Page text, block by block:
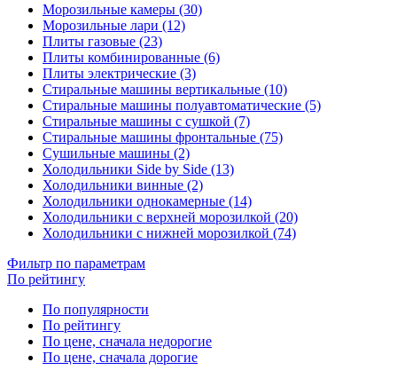
Морозильные камеры (30)
Морозильные лари (12)
Плиты газовые (23)
Плиты комбинированные (6)
Плиты электрические (3)
Стиральные машины вертикальные (10)
Стиральные машины полуавтоматические (5)
Стиральные машины с сушкой (7)
Стиральные машины фронтальные (75)
Сушильные машины (2)
Холодильники Side by Side (13)
Холодильники винные (2)
Холодильники однокамерные (14)
Холодильники с верхней морозилкой (20)
Холодильники с нижней морозилкой (74)
Фильтр по параметрам
По рейтингу
По популярности
По рейтингу
По цене, сначала недорогие
По цене, сначала дорогие